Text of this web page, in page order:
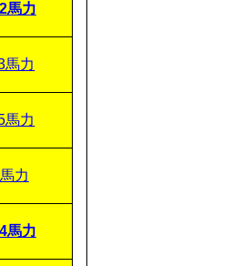
2馬力
馬力
馬力
力
4馬力